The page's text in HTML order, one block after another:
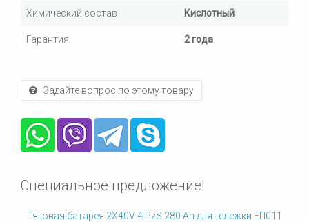
Химический состав Кислотный
Гарантия 2 года
Задайте вопрос по этому товару
Специальное предложение!
Тяговая батарея 2X40V 4 PzS 280 Ah для тележки ЕП011